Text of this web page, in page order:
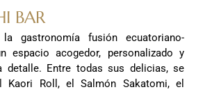
BAR
gastronomía fusión ecuatoriano-
espacio acogedor, personalizado y
detalle. Entre todas sus delicias, se
Kaori Roll, el Salmón Sakatomi, el